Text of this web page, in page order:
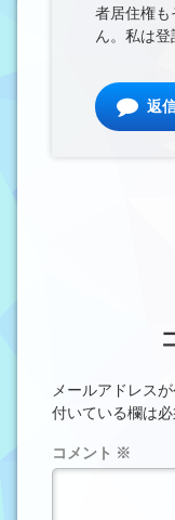
者居住権も
ん。私は登
返
メールアドレス
付いている欄は
コメント ※